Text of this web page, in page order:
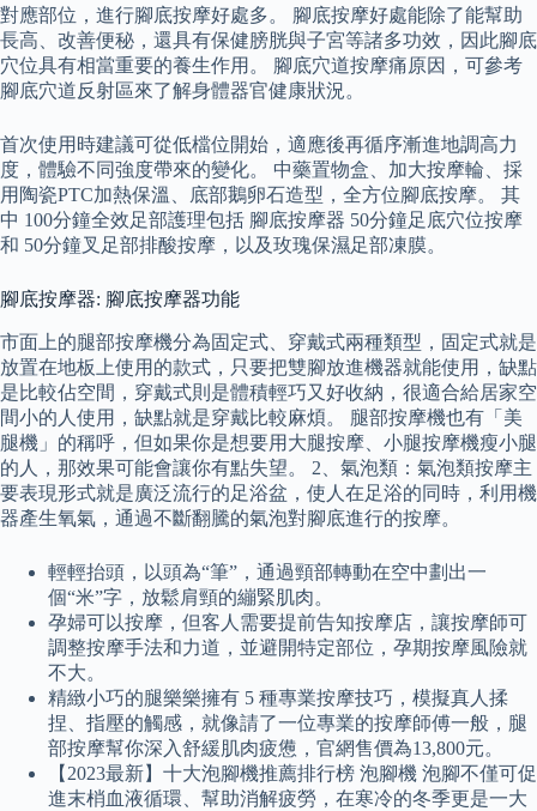
對應部位，進行腳底按摩好處多。 腳底按摩好處能除了能幫助
長高、改善便秘，還具有保健膀胱與子宮等諸多功效，因此腳底
穴位具有相當重要的養生作用。 腳底穴道按摩痛原因，可參考
腳底穴道反射區來了解身體器官健康狀況。
首次使用時建議可從低檔位開始，適應後再循序漸進地調高力
度，體驗不同強度帶來的變化。 中藥置物盒、加大按摩輪、採
用陶瓷PTC加熱保溫、底部鵝卵石造型，全方位腳底按摩。 其
中 100分鐘全效足部護理包括 腳底按摩器 50分鐘足底穴位按摩
和 50分鐘叉足部排酸按摩，以及玫瑰保濕足部凍膜。
腳底按摩器: 腳底按摩器功能
市面上的腿部按摩機分為固定式、穿戴式兩種類型，固定式就是
放置在地板上使用的款式，只要把雙腳放進機器就能使用，缺點
是比較佔空間，穿戴式則是體積輕巧又好收納，很適合給居家空
間小的人使用，缺點就是穿戴比較麻煩。 腿部按摩機也有「美
腿機」的稱呼，但如果你是想要用大腿按摩、小腿按摩機瘦小腿
的人，那效果可能會讓你有點失望。 2、氣泡類：氣泡類按摩主
要表現形式就是廣泛流行的足浴盆，使人在足浴的同時，利用機
器產生氧氣，通過不斷翻騰的氣泡對腳底進行的按摩。
輕輕抬頭，以頭為“筆”，通過頸部轉動在空中劃出一
個“米”字，放鬆肩頸的繃緊肌肉。
孕婦可以按摩，但客人需要提前告知按摩店，讓按摩師可
調整按摩手法和力道，並避開特定部位，孕期按摩風險就
不大。
精緻小巧的腿樂樂擁有 5 種專業按摩技巧，模擬真人揉
捏、指壓的觸感，就像請了一位專業的按摩師傅一般，腿
部按摩幫你深入舒緩肌肉疲憊，官網售價為13,800元。
【2023最新】十大泡腳機推薦排行榜 泡腳機 泡腳不僅可促
進末梢血液循環、幫助消解疲勞，在寒冷的冬季更是一大